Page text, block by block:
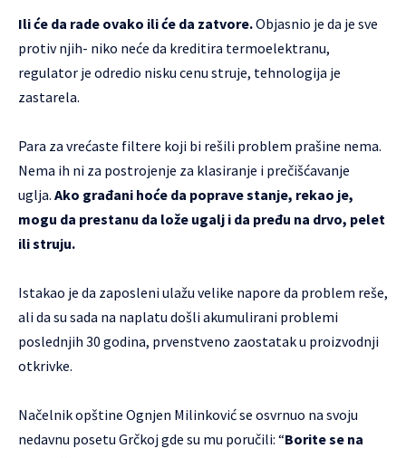
Ili će da rade ovako ili će da zatvore.Objasnio je da je sve
protiv njih- niko neće da kreditira termoelektranu,
regulator je odredio nisku cenu struje, tehnologija je
zastarela.
Para za vrećaste filtere koji bi rešili problem prašine nema.
Nema ih ni za postrojenje za klasiranje i prečišćavanje
uglja. Ako građani hoće da poprave stanje, rekao je,
mogu da prestanu da lože ugalj i da pređu na drvo, pelet
ili struju.
Istakao je da zaposleni ulažu velike napore da problem reše,
ali da su sada na naplatu došli akumulirani problemi
poslednjih 30 godina, prvenstveno zaostatak u proizvodnji
otkrivke.
Načelnik opštine Ognjen Milinković se osvrnuo na svoju
nedavnu posetu Grčkoj gde su mu poručili: “Borite se na